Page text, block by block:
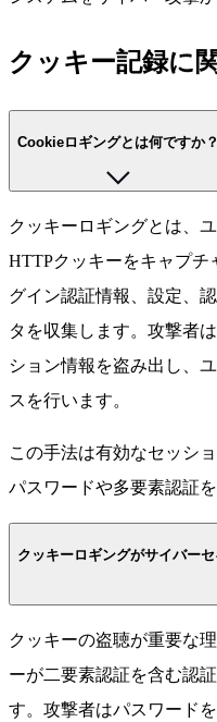
クッキー記録に
Cookieロギングとは何ですか？
クッキーロギングとは、
HTTPクッキーをキャプチ
グイン認証情報、設定、
タを収集します。攻撃者
ション情報を盗み出し、
スを行います。
この手法は有効なセッシ
パスワードや多要素認証
クッキーロギングがサイバー
クッキーの盗聴が重要な
ーが二要素認証を含む認
す。攻撃者はパスワード